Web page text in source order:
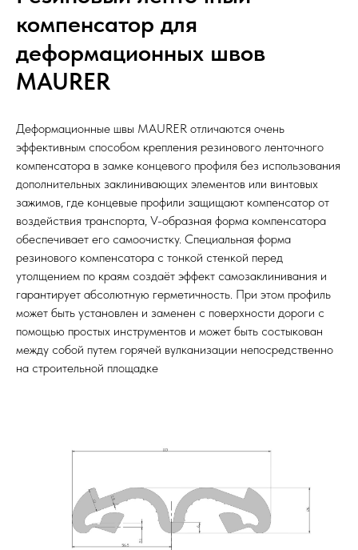
компенсатор для
деформационных швов
MAURER
Деформационные швы MAURER отличаются очень
эффективным способом крепления резинового ленточного
компенсатора в замке концевого профиля без использования
дополнительных заклинивающих элементов или винтовых
зажимов, где концевые профили защищают компенсатор от
воздействия транспорта, V-образная форма компенсатора
обеспечивает его самоочистку. Специальная форма
резинового компенсатора с тонкой стенкой перед
утолщением по краям создаёт эффект самозаклинивания и
гарантирует абсолютную герметичность. При этом профиль
может быть установлен и заменен с поверхности дороги с
помощью простых инструментов и может быть состыкован
между собой путем горячей вулканизации непосредственно
на строительной площадке